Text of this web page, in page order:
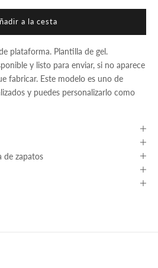
a la cesta
plataforma. Plantilla de gel.
y listo para enviar, si no aparece
fabricar. Este modelo es uno de
y puedes personalizarlo como
de zapatos